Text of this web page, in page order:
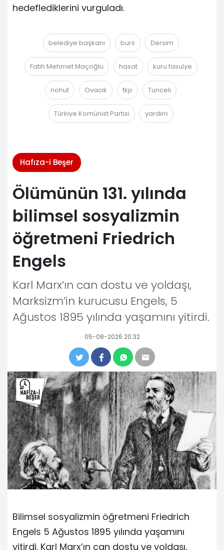
hedeflediklerini vurguladı.
belediye başkanı burs Dersim
Fatih Mehmet Maçoğlu hasat kuru fasulye
nohut Ovacık tkp Tunceli
Türkiye Komünist Partisi yardım
Hafıza-i Beşer
Ölümünün 131. yılında
bilimsel sosyalizmin
öğretmeni Friedrich
Engels
Karl Marx’ın can dostu ve yoldaşı,
Marksizm’in kurucusu Engels, 5
Ağustos 1895 yılında yaşamını yitirdi.
05-08-2026 20:32
Bilimsel sosyalizmin öğretmeni Friedrich
Engels 5 Ağustos 1895 yılında yaşamını
yitirdi. Karl Marx’ın can dostu ve yoldaşı,